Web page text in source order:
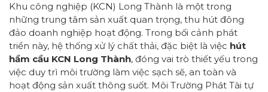
Khu công nghiệp (KCN) Long Thành là một trong
những trung tâm sản xuất quan trọng, thu hút đông
đảo doanh nghiệp hoạt động. Trong bối cảnh phát
triển này, hệ thống xử lý chất thải, đặc biệt là việc hút
hầm cầu KCN Long Thành, đóng vai trò thiết yếu trong
việc duy trì môi trường làm việc sạch sẽ, an toàn và
hoạt động sản xuất thông suốt. Môi Trường Phát Tài tự